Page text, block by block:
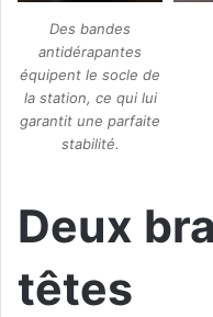
Des bandes
antidérapantes
équipent le socle de
la station, ce qui lui
garantit une parfaite
stabilité.
Deux
têtes